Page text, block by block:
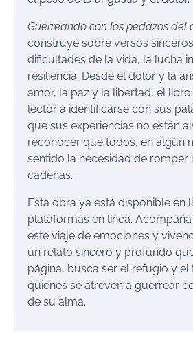
Guerreando con los pedazos del
construye sobre versos
dificultades de la vida, la lucha
resiliencia. Desde el dolor y la
amor, la paz y la libertad, el
lector a identificarse con sus
que sus experiencias no están
reconocer que todos, en algún
sentido la necesidad de romper
cadenas.
Esta obra ya está disponible en
plataformas en línea.
este viaje de emociones y
un relato sincero y profundo
página, busca ser el refugio y
quienes se atreven a guerrear
de su alma.